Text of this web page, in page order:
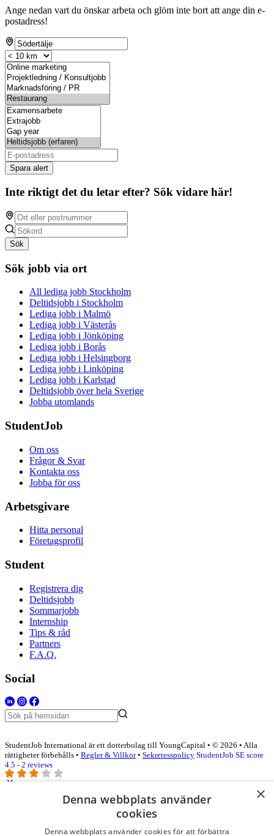
Ange nedan vart du önskar arbeta och glöm inte bort att ange din e-
postadress!
Spara alert
Inte riktigt det du letar efter? Sök vidare här!
Sök
Sök jobb via ort
All lediga jobb Stockholm
Deltidsjobb i Stockholm
Lediga jobb i Malmö
Lediga jobb i Västerås
Lediga jobb i Jönköping
Lediga jobb i Borås
Lediga jobb i Helsingborg
Lediga jobb i Linköping
Lediga jobb i Karlstad
Deltidsjobb över hela Sverige
Jobba utomlands
StudentJob
Om oss
Frågor & Svar
Kontakta oss
Jobba för oss
Arbetsgivare
Hitta personal
Företagsprofil
Student
Registrera dig
Deltidsjobb
Sommarjobb
Internship
Tips & råd
Partners
F.A.Q.
Social
StudentJob International är ett dotterbolag till YoungCapital • © 2026 • Alla
rättigheter förbehålls • Regler & Villkor• Sekretesspolicy StudentJob SE score
4.5 - 2 reviews
Logga in som företag
×
Denna webbplats använder
cookies
Denna webbplats använder cookies för att förbättra